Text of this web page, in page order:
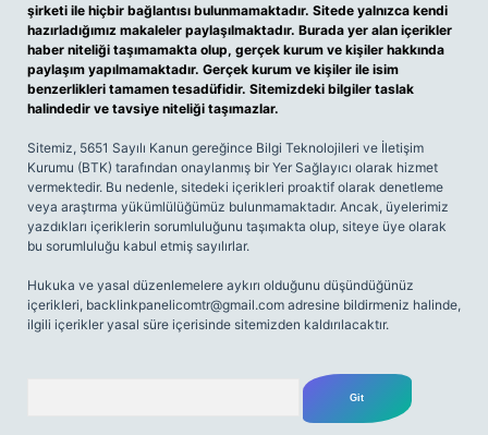
şirketi ile hiçbir bağlantısı bulunmamaktadır. Sitede yalnızca kendi
hazırladığımız makaleler paylaşılmaktadır. Burada yer alan içerikler
haber niteliği taşımamakta olup, gerçek kurum ve kişiler hakkında
paylaşım yapılmamaktadır. Gerçek kurum ve kişiler ile isim
benzerlikleri tamamen tesadüfidir. Sitemizdeki bilgiler taslak
halindedir ve tavsiye niteliği taşımazlar.
Sitemiz, 5651 Sayılı Kanun gereğince Bilgi Teknolojileri ve İletişim
Kurumu (BTK) tarafından onaylanmış bir Yer Sağlayıcı olarak hizmet
vermektedir. Bu nedenle, sitedeki içerikleri proaktif olarak denetleme
veya araştırma yükümlülüğümüz bulunmamaktadır. Ancak, üyelerimiz
yazdıkları içeriklerin sorumluluğunu taşımakta olup, siteye üye olarak
bu sorumluluğu kabul etmiş sayılırlar.
Hukuka ve yasal düzenlemelere aykırı olduğunu düşündüğünüz
içerikleri, backlinkpanelicomtr@gmail.com adresine bildirmeniz halinde,
ilgili içerikler yasal süre içerisinde sitemizden kaldırılacaktır.